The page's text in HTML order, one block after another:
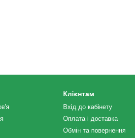
Клієнтам
Вхід до кабінету
Оплата і доставка
Обмін та повернення